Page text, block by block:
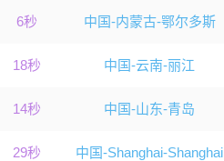
6秒 中国-内蒙古-鄂尔多斯
18秒 中国-云南-丽江
14秒 中国-山东-青岛
29秒 中国-Shanghai-Shanghai